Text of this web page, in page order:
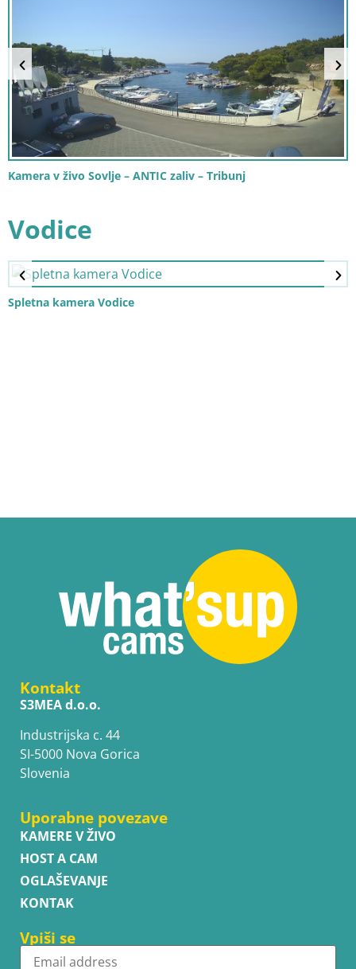
Kamera v živo Sovlje – ANTIC zaliv – Tribunj
Vodice
Spletna kamera Vodice
Kontakt
S3MEA d.o.o.
Industrijska c. 44
SI-5000 Nova Gorica
Slovenia
Uporabne povezave
KAMERE V ŽIVO
HOST A CAM
OGLAŠEVANJE
KONTAK
Vpiši se